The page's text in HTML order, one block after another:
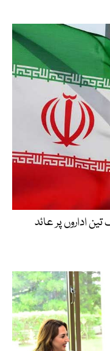
اداروں پر عائد